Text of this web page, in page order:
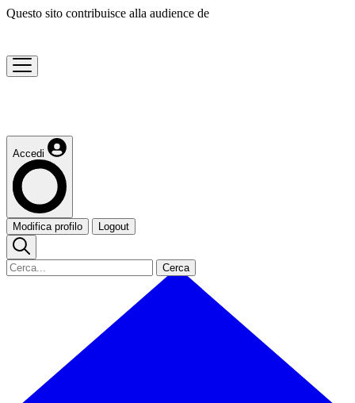
Questo sito contribuisce alla audience de
Accedi
Modifica profilo Logout
Cerca